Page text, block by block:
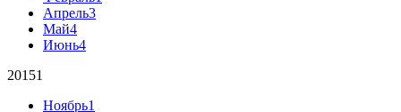
Апрель3
Май4
Июнь4
20151
Ноябрь1